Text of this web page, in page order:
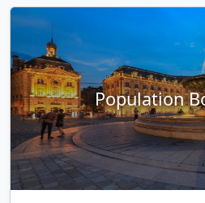
Population